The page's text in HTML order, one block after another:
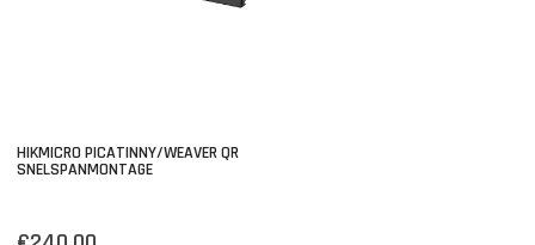
HIKMICRO PICATINNY/WEAVER QR
SNELSPANMONTAGE